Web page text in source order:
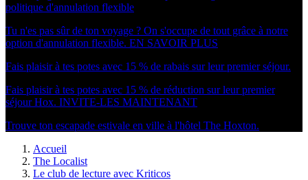
politique d'annulation flexible
Tu n'es pas sûr de ton voyage ? On s'occupe de tout grâce à notre
option d'annulation flexible. EN SAVOIR PLUS
Fais plaisir à tes potes avec 15 % de rabais sur leur premier séjour.
Fais plaisir à tes potes avec 15 % de réduction sur leur premier
séjour Hox. INVITE-LES MAINTENANT
Trouve ton escapade estivale en ville à l'hôtel The Hoxton.
Accueil
The Localist
Le club de lecture avec Kriticos